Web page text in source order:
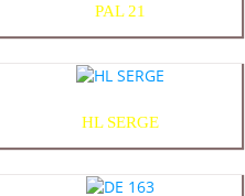
PAL 21
HL SERGE